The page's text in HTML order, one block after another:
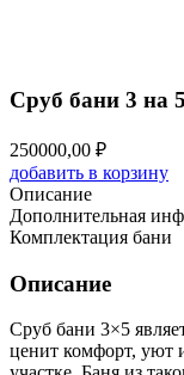
Сруб бани 3 на 5
250000,00 ₽
добавить в корзину
Описание
Дополнительная
Комплектация бани
Описание
Сруб бани 3×5
ценит комфорт, уют